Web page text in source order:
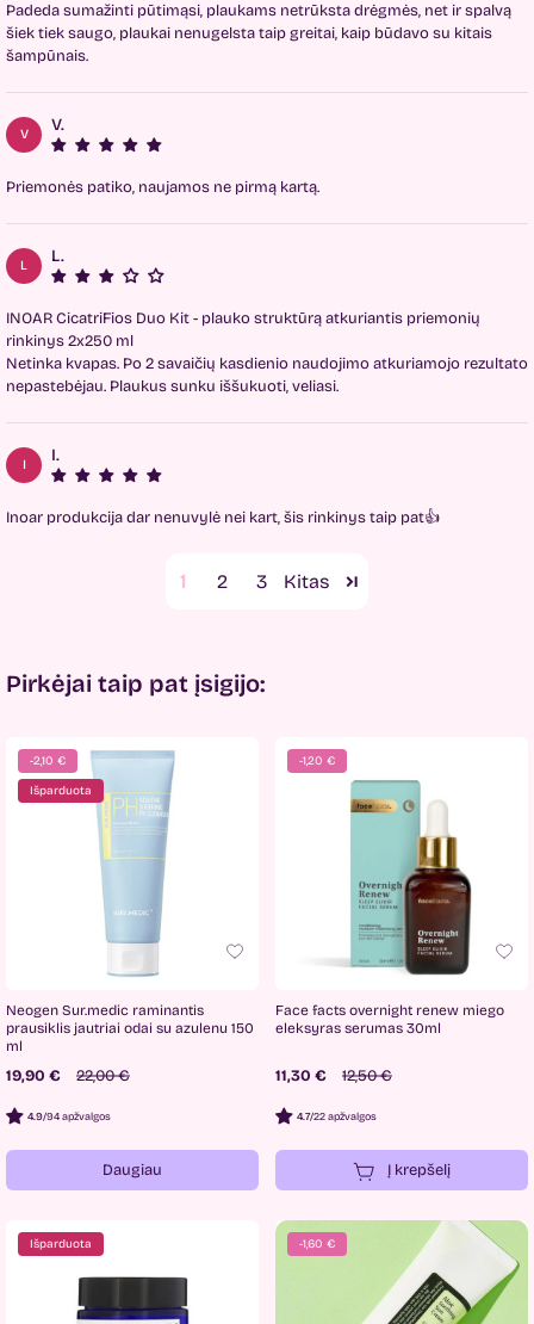
Padeda sumažinti pūtimąsi, plaukams netrūksta drėgmės, net ir spalvą
šiek tiek saugo, plaukai nenugelsta taip greitai, kaip būdavo su kitais
šampūnais.
V V.
Priemonės patiko, naujamos ne pirmą kartą.
L L.
INOAR CicatriFios Duo Kit - plauko struktūrą atkuriantis priemonių
rinkinys 2x250 ml
Netinka kvapas. Po 2 savaičių kasdienio naudojimo atkuriamojo rezultato
nepastebėjau. Plaukus sunku iššukuoti, veliasi.
I I.
Inoar produkcija dar nenuvylė nei kart, šis rinkinys taip pat👍
1 2 3
Pirkėjai taip pat įsigijo:
-2,10 €
Išparduota
Neogen Sur.medic raminantis
prausiklis jautriai odai su azulenu 150
ml
19,90 € 22,00 €
4.9/94 apžvalgos
Daugiau
-1,20 €
Face facts overnight renew miego
eleksyras serumas 30ml
11,30 € 12,50 €
4.7/22 apžvalgos
Į krepšelį
Išparduota -1,60 €